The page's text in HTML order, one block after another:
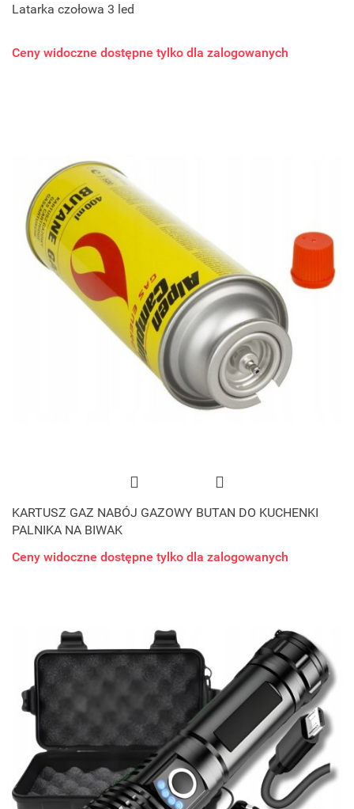
Latarka czołowa 3 led
Ceny widoczne dostępne tylko dla zalogowanych
KARTUSZ GAZ NABÓJ GAZOWY BUTAN DO KUCHENKI
PALNIKA NA BIWAK
Ceny widoczne dostępne tylko dla zalogowanych